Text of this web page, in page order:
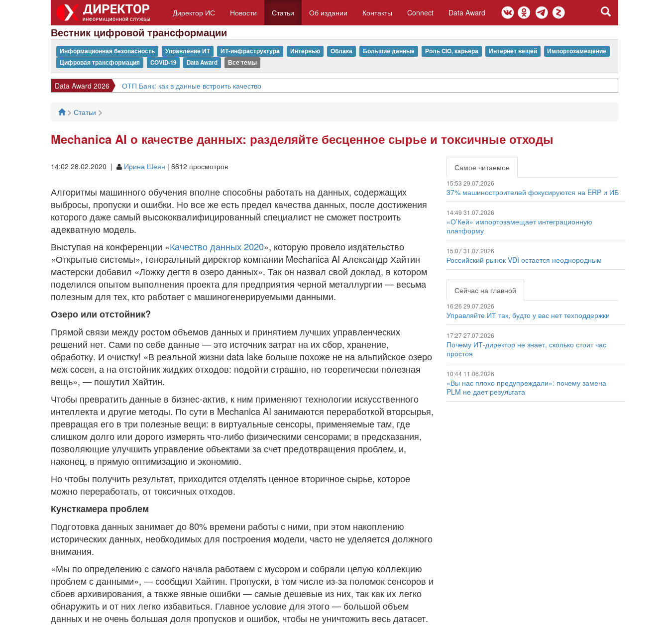
Директор ИС Новости Статьи Об издании Контакты Connect Data Award
Вестник цифровой трансформации
Информационная безопасность Управление ИТ ИТ-инфраструктура Интервью Облака Большие данные Роль CIO, карьера Интернет вещей
Импортозамещение
Цифровая трансформация
COVID-19 Data Award Все темы
Data Award 2026 ОТП Банк: как в данные встроить качество
> Статьи >
Mechanica AI о качестве данных: разделяйте бесценное сырье и токсичные отходы
14:02 28.02.2020 | Ирина Шеян | 6612 просмотров
Алгоритмы машинного обучения вполне способны работать на данных, содержащих
выбросы, пропуски и ошибки. Но все же есть предел качества данных, после достижения
которого даже самый высококвалифицированный специалист не сможет построить
адекватную модель.
Выступая на конференции «Качество данных 2020», которую провело издательство
«Открытые системы», генеральный директор компании Mechanica AI Александр Хайтин
мастерски добавил «Ложку дегтя в озеро данных». Так он назвал свой доклад, в котором
поделился опытом выполнения проекта для предприятия черной металлургии — весьма
полезным для тех, кто работает с машиногенерируемыми данными.
Озеро или отстойник?
Прямой связи между ростом объемов данных и принятием лучших управленческих
решений нет. Сами по себе данные — это источник затрат на их сбор, хранение,
обработку. И очистку! «В реальной жизни data lake больше похоже не на альпийское озеро
меж сосен, а на отстойник жидких отходов: подойти страшно, но теоретически полезная
вещь», — пошутил Хайтин.
Чтобы превратить данные в бизнес-актив, к ним применяют технологии искусственного
интеллекта и другие методы. По сути в Mechanica AI занимаются переработкой вторсырья,
превращая его в три полезные вещи: в виртуальные сенсоры, применяемые там, где
слишком долго или дорого измерять что-либо физическими сенсорами; в предсказания,
позволяющие улучшить управление объектами за счет предотвращения проблем, и,
наконец, в прямую оптимизацию и экономию.
Но чтобы получить результат, приходится отделять ценное вторичное сырье, которое
можно переработать, от токсичных отходов.
Кунсткамера проблем
Подготовка данных занимает до 80% времени работы с ними, при этом накоплению
исторических данных, необходимых для построения модели, часто не уделяется должного
внимания.
«Мы по определению с самого начала работаем с мусором и собрали целую коллекцию
проблем с данными», — сообщил Хайтин. Пропуски, в том числе из-за поломок сенсоров и
сбоев архивирования, а также явные ошибки — самые дешевые из них, так как их легко
обнаружить и от них легко избавиться. Главное условие для этого — большой объем
данных и не очень большая доля пропусков и ошибок, чтобы не уничтожить весь датасет.
Самое читаемое
15:53 29.07.2026
37% машиностроителей фокусируются на ERP и ИБ
14:49 31.07.2026
«О’Кей» импортозамещает интеграционную
платформу
15:07 31.07.2026
Российский рынок VDI остается неоднородным
Сейчас на главной
16:26 29.07.2026
Управляйте ИТ так, будто у вас нет техподдержки
17:27 27.07.2026
Почему ИТ-директор не знает, сколько стоит час
простоя
10:44 11.06.2026
«Вы нас плохо предупреждали»: почему замена
PLM не дает результата